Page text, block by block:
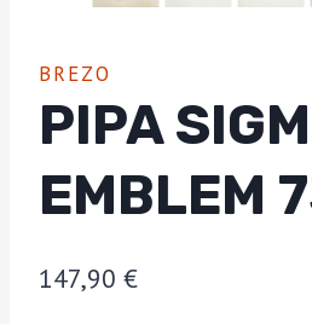
BREZO
PIPA
EMBLEM
147,90 €